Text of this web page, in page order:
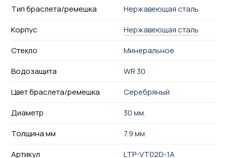
Тип браслета/ремешка
Нержавеющая сталь
Корпус
Нержавеющая сталь
Стекло
Минеральное
Водозащита
WR 30
Цвет браслета/ремешка
Серебряный
Диаметр
30 мм.
Толщина мм
7.9 мм.
Артикул
LTP-VT02D-1A